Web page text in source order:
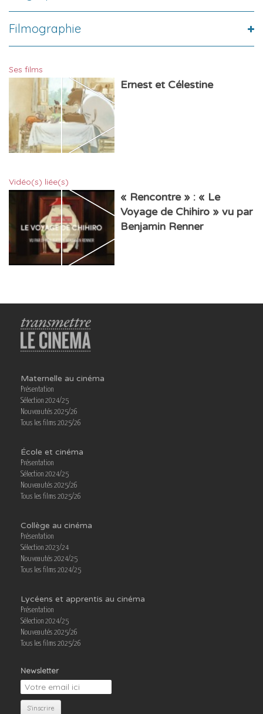
Filmographie
Ses films
Ernest et Célestine
Vidéo(s) liée(s)
« Rencontre » : « Le
Voyage de Chihiro » vu par
Benjamin Renner
Maternelle au cinéma
Présentation
Sélection 2024/25
Nouveautés 2025/26
Tous les films 2025/26
École et cinéma
Présentation
Sélection 2024/25
Nouveautés 2025/26
Tous les films 2025/26
Collège au cinéma
Présentation
Sélection 2023/24
Nouveautés 2024/25
Tous les films 2024/25
Lycéens et apprentis au cinéma
Présentation
Sélection 2024/25
Nouveautés 2025/26
Tous les films 2025/26
Newsletter